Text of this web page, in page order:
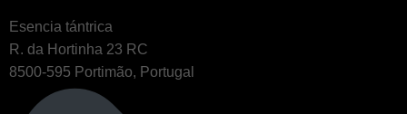
Esencia tántrica
R. da Hortinha 23 RC
8500-595 Portimão, Portugal